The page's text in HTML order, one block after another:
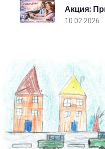
Акция:
10.02.2026